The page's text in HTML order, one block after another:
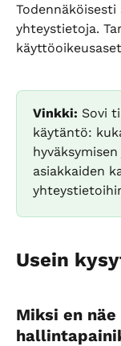
yhteystietoja.
Vinkki: Sovi
käytäntö:
asiakkaiden
Usein
Miksi en